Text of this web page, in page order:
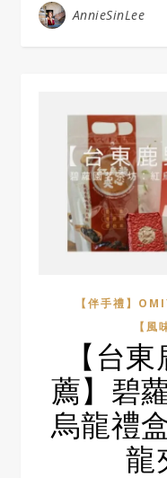
AnnieSinLee
【伴手禮】
【
【台
薦】碧
烏龍禮
龍